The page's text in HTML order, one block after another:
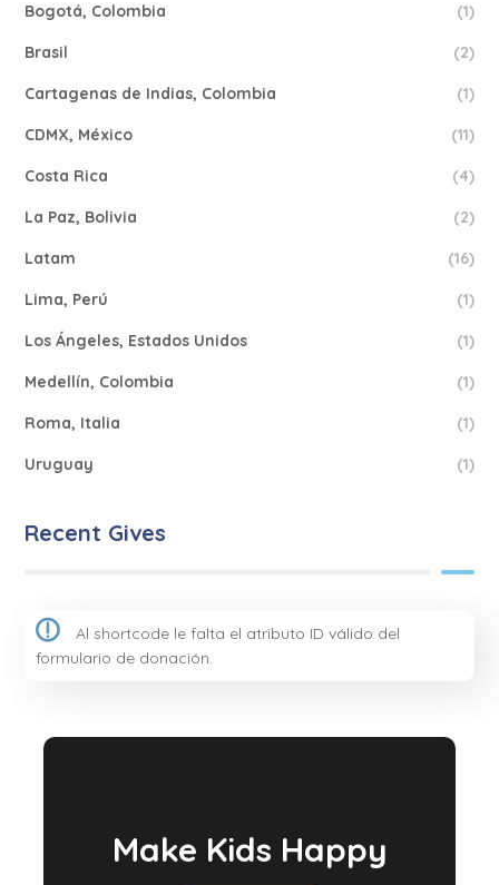
Bogotá, Colombia (1)
Brasil (2)
Cartagenas de Indias, Colombia (1)
CDMX, México (11)
Costa Rica (4)
La Paz, Bolivia (2)
Latam (16)
Lima, Perú (1)
Los Ángeles, Estados Unidos (1)
Medellín, Colombia (1)
Roma, Italia (1)
Uruguay (1)
Recent Gives
Al shortcode le falta el atributo ID válido del
formulario de donación.
Make Kids Happy